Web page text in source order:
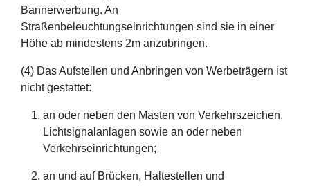
Bannerwerbung. An
Straßenbeleuchtungseinrichtungen sind sie in einer
Höhe ab mindestens 2m anzubringen.
(4) Das Aufstellen und Anbringen von Werbeträgern ist
nicht gestattet:
an oder neben den Masten von Verkehrszeichen,
Lichtsignalanlagen sowie an oder neben
Verkehrseinrichtungen;
an und auf Brücken, Haltestellen und